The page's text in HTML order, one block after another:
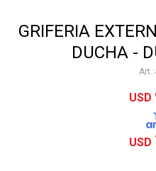
GRIFERIA
DUCHA -
USD
USD